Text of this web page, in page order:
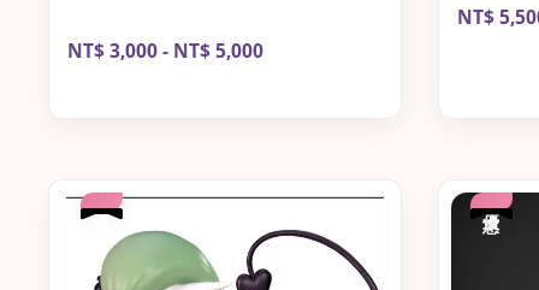
Regular
NT$ 3,000- NT$ 5,000
Sale
NT$